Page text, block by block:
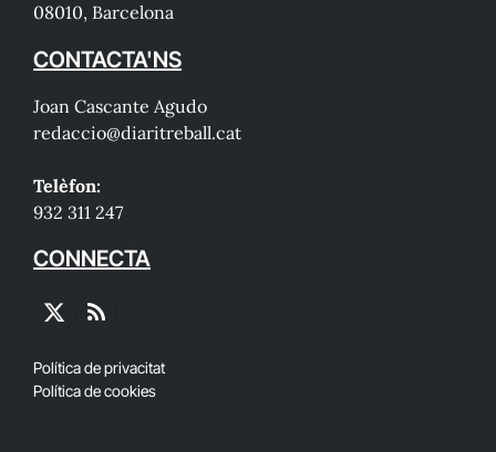
08010, Barcelona
CONTACTA'NS
Joan Cascante Agudo
redaccio@diaritreball.cat
Telèfon:
932 311 247
CONNECTA
X
RSS
Política de privacitat
Política de cookies